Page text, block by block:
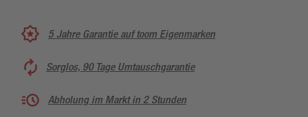
5 Jahre Garantie auf toom Eigenmarken
Sorglos, 90 Tage Umtauschgarantie
Abholung im Markt in 2 Stunden